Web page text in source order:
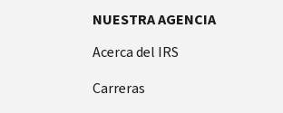
NUESTRA AGENCIA
Acerca del IRS
Carreras